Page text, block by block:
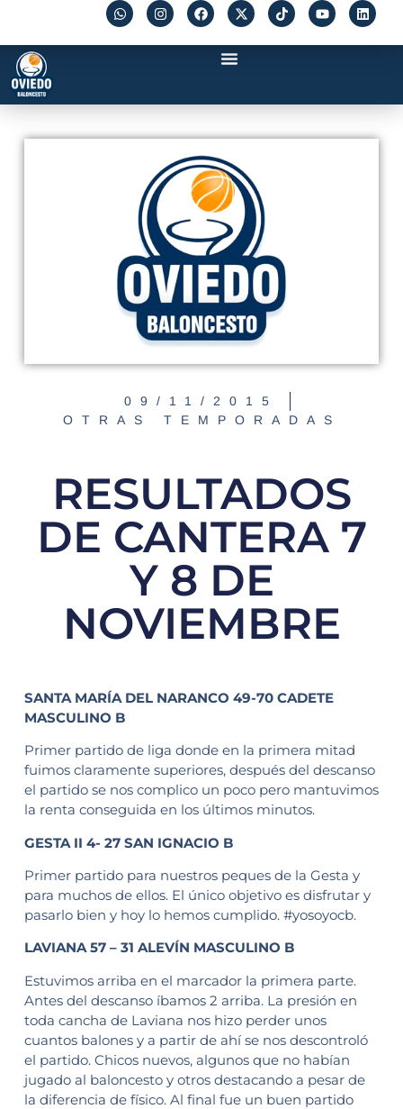
09/11/2015
OTRAS TEMPORADAS
RESULTADOS
DE CANTERA 7
Y 8 DE
NOVIEMBRE
SANTA MARÍA DEL NARANCO 49-70 CADETE
MASCULINO B
Primer partido de liga donde en la primera mitad
fuimos claramente superiores, después del descanso
el partido se nos complico un poco pero mantuvimos
la renta conseguida en los últimos minutos.
GESTA II 4- 27 SAN IGNACIO B
Primer partido para nuestros peques de la Gesta y
para muchos de ellos. El único objetivo es disfrutar y
pasarlo bien y hoy lo hemos cumplido. #yosoyocb.
LAVIANA 57 – 31 ALEVÍN MASCULINO B
Estuvimos arriba en el marcador la primera parte.
Antes del descanso íbamos 2 arriba. La presión en
toda cancha de Laviana nos hizo perder unos
cuantos balones y a partir de ahí se nos descontroló
el partido. Chicos nuevos, algunos que no habían
jugado al baloncesto y otros destacando a pesar de
la diferencia de físico. Al final fue un buen partido